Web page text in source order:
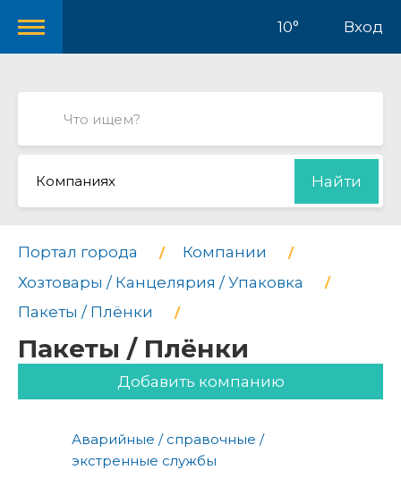
10° Вход
Компаниях Найти
Портал города
Компании
Хозтовары / Канцелярия / Упаковка
Пакеты / Плёнки
Пакеты / Плёнки
Добавить компанию
Аварийные / справочные /
экстренные службы